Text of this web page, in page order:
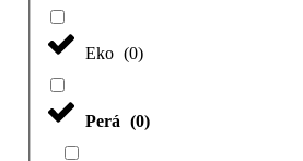
Eko (0)
Perá (0)